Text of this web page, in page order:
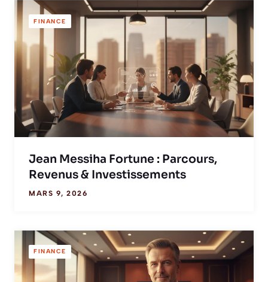
FINANCE
Jean Messiha Fortune : Parcours,
Revenus & Investissements
MARS 9, 2026
FINANCE